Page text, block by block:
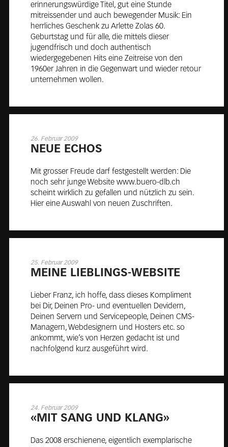
erinnerungswürdige Titel, gut eine Stunde
mitreissender und auch bewegender Musik: Ein
herrliches Geschenk zu Arlette Zolas 60.
Geburtstag und für alle, die mittels dieser
jugendfrisch und doch authentisch
wiedergegebenen Hits eine Zeitreise von den
1960er Jahren in die Gegenwart und wieder retour
unternehmen wollen.
26. Februar 2009
NEUE ECHOS
Mit grosser Freude darf festgestellt werden: Die
noch sehr junge Website www.buero-dlb.ch
scheint wirklich zu gefallen und nützlich zu sein.
Hier eine Auswahl von neuen Zuschriften.
25. Februar 2009
MEI­NE LIEB­LINGS-WEB­SITE
Lieber Franz, ich hoffe, dass dieses Kompliment
bei Dir, Deinen Pro- und eventuellen Devidern,
Deinen Servern und Servicepeople, Deinen CMS-
Managern, Webdesignern und Hosters etc. so
ankommt, wie’s von Herzen gedacht ist und
nachfolgend kurz ausgeführt wird.
24. Februar 2009
«MIT SANG UND KLANG»
Das 2008 erschienene, eigentlich exemplarische